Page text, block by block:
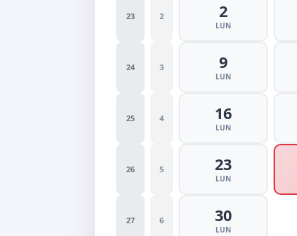
23 2 2
LUN
24 3 9
LUN
25 4 16
LUN
26 5 23
LUN
27 6 30
LUN